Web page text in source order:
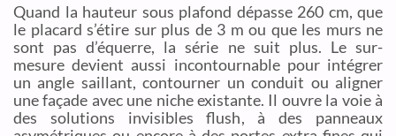
Quand la hauteur sous plafond dépasse 260 cm, que
le placard s’étire sur plus de 3 m ou que les murs ne
sont pas d’équerre, la série ne suit plus. Le sur-
mesure devient aussi incontournable pour intégrer
un angle saillant, contourner un conduit ou aligner
une façade avec une niche existante. Il ouvre la voie à
des solutions invisibles flush, à des panneaux